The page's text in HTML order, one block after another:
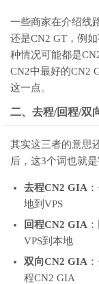
一些商家在介绍线
还是CN2 GT，例
种情况可能都是
CN2中最好的CN2
这一点。
二、去程/回程/双
其实这三者的意思
后，这3个词也就是
去程CN2 GIA
地到VPS
回程CN2 GIA
VPS到本地
双向CN2 GIA
程CN2 GIA